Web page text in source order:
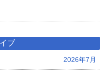
ブ
2026年7月